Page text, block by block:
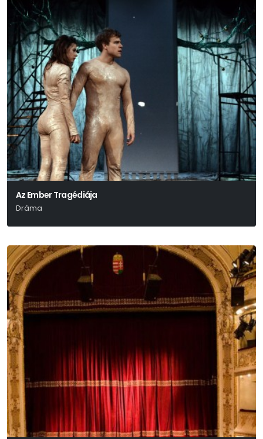
Az Ember Tragédiája
Dráma